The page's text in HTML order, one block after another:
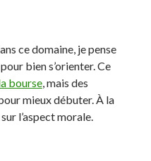
ce domaine, je pense
bien s’orienter. Ce
bourse, mais des
mieux débuter. À la
l’aspect morale.
débuter à la bourse